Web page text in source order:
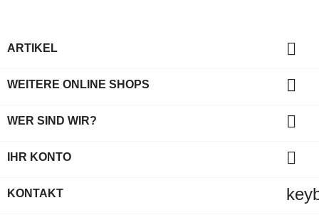
ARTIKEL 
WEITERE ONLINE SHOPS 
WER SIND WIR? 
IHR KONTO 
KONTAKT